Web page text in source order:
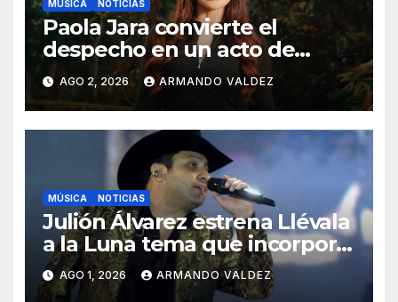
MÚSICA NOTICIAS
Paola Jara convierte el
despecho en un acto de
poder con “Mi Momento Más
Humilde”
AGO 2, 2026 ARMANDO VALDEZ
MÚSICA NOTICIAS
Julión Álvarez estrena Llévala
a la Luna tema que incorpora
sonidos de mariachi
AGO 1, 2026 ARMANDO VALDEZ